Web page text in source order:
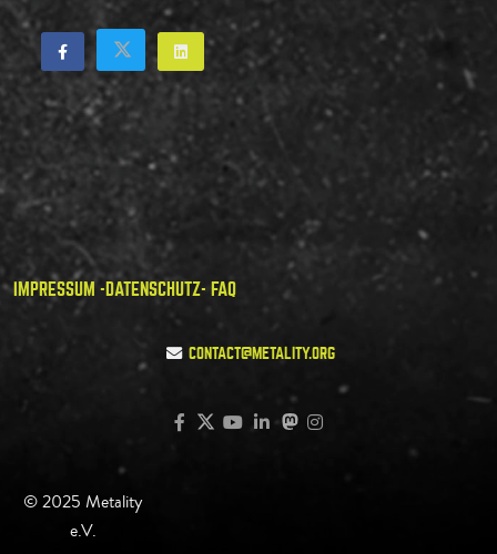
IMPRESSUM - DATENSCHUTZ- FAQ
CONTACT@METALITY.ORG
© 2025 Metality
e.V.